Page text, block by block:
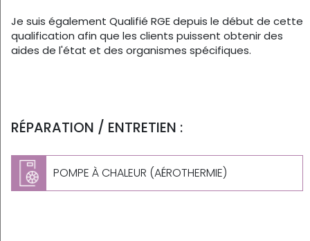
Je suis également Qualifié RGE depuis le début de cette
qualification afin que les clients puissent obtenir des
aides de l'état et des organismes spécifiques.
RÉPARATION / ENTRETIEN :
POMPE À CHALEUR (AÉROTHERMIE)